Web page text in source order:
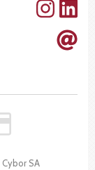
Cybor SA